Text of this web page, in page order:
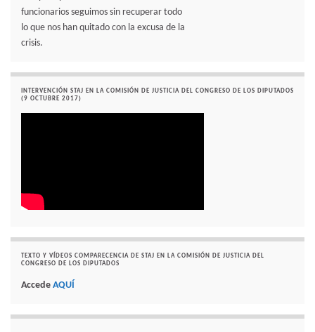
funcionarios seguimos sin recuperar todo
lo que nos han quitado con la excusa de la
crisis.
INTERVENCIÓN STAJ EN LA COMISIÓN DE JUSTICIA DEL CONGRESO DE LOS DIPUTADOS
(9 OCTUBRE 2017)
TEXTO Y VÍDEOS COMPARECENCIA DE STAJ EN LA COMISIÓN DE JUSTICIA DEL
CONGRESO DE LOS DIPUTADOS
Accede AQUÍ